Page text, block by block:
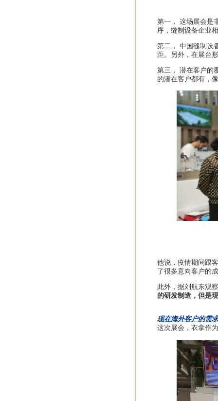
第一， 这场展会是
序，缝制设备企业
第二， 中国缝制设
距。另外，在展台
第三， 潜在客户的
的潜在客户都有，
他说，疫情期间跟
了很多意向客户的
此外，据刘航东观
的研发制造，但是
现在海外客户的需
这次展会，衣拿作